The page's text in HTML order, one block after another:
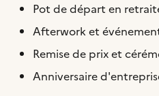
Pot de départ en
Afterwork et
Remise de prix et
Anniversaire